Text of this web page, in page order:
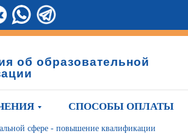
об образовательной
СПОСОБЫ ОПЛАТЫ
сфере - повышение квалификации